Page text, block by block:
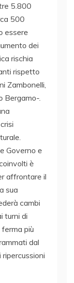
5.800
500
essere
dei
rischia
rispetto
Zambonelli,
Bergamo-.
Governo e
è
affrontare il
sua
cambi
turni di
più
dal